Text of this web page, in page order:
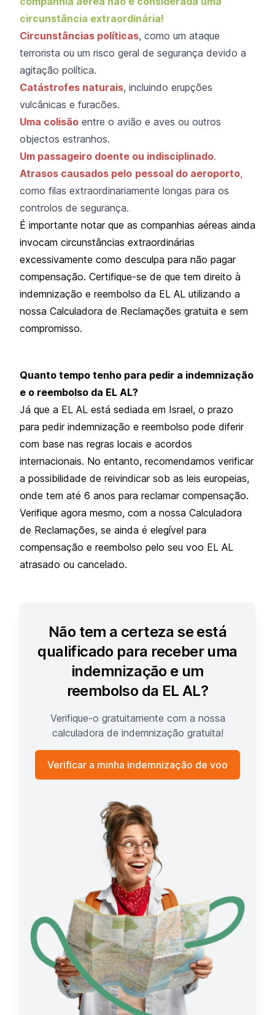
circunstância extraordinária!
Circunstâncias políticas, como um ataque
terrorista ou um risco geral de segurança devido a
agitação política.
Catástrofes naturais, incluindo erupções
vulcânicas e furacões.
Uma colisão entre o avião e aves ou outros
objectos estranhos.
Um passageiro doente ou indisciplinado.
Atrasos causados pelo pessoal do aeroporto,
como filas extraordinariamente longas para os
controlos de segurança.
É importante notar que as companhias aéreas ainda
invocam circunstâncias extraordinárias
excessivamente como desculpa para não pagar
compensação. Certifique-se de que tem direito à
indemnização e reembolso da EL AL utilizando a
nossa Calculadora de Reclamações gratuita e sem
compromisso.
Quanto tempo tenho para pedir a indemnização
e o reembolso da EL AL?
Já que a EL AL está sediada em Israel, o prazo
para pedir indemnização e reembolso pode diferir
com base nas regras locais e acordos
internacionais. No entanto, recomendamos verificar
a possibilidade de reivindicar sob as leis europeias,
onde tem até 6 anos para reclamar compensação.
Verifique agora mesmo, com a nossa Calculadora
de Reclamações, se ainda é elegível para
compensação e reembolso pelo seu voo EL AL
atrasado ou cancelado.
Não tem a certeza se está
qualificado para receber uma
indemnização e um
reembolso da EL AL?
Verifique-o gratuitamente com a nossa
calculadora de indemnização gratuita!
Verificar a minha indemnização de voo